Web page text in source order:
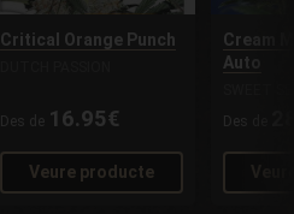
Critical Orange Punch
Des de 16.95€
Veure producte
Cream
Auto
Des de